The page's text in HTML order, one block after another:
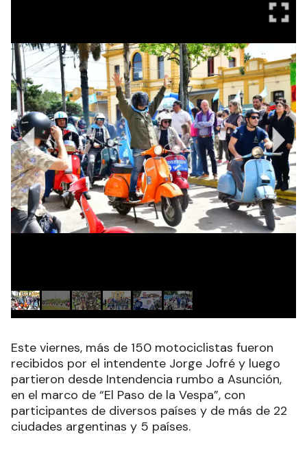
recibidos por el intendente Jorge Jofré y luego
partieron desde Intendencia rumbo a Asunción,
en el marco de “El Paso de la Vespa”, con
participantes de diversos países y de más de 22
ciudades argentinas y 5 países.